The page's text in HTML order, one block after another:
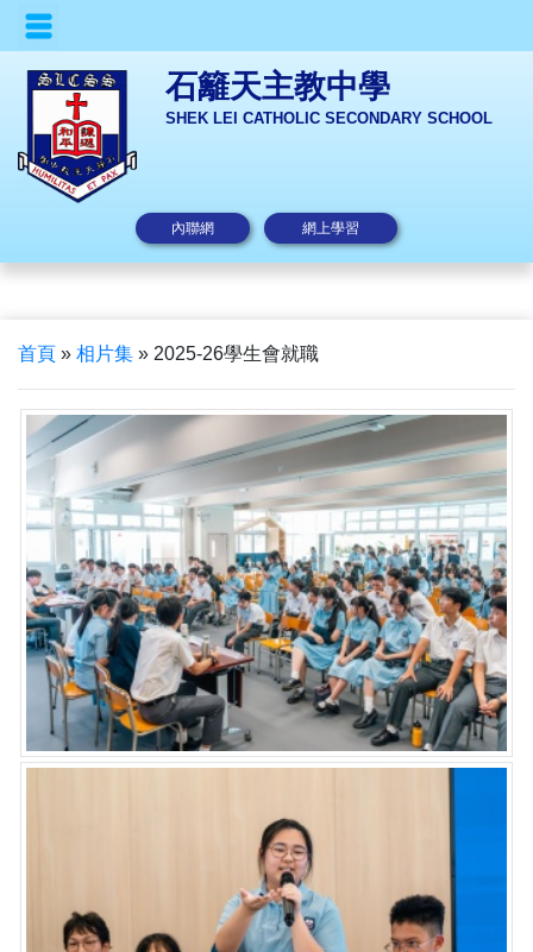
石籬天主教中學
SHEK LEI CATHOLIC SECONDARY SCHOOL
內聯網 網上學習
首頁 » 相片集 » 2025-26學生會就職